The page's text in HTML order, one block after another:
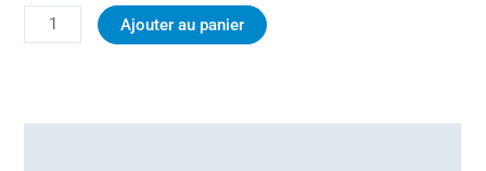
Ajouter au panier